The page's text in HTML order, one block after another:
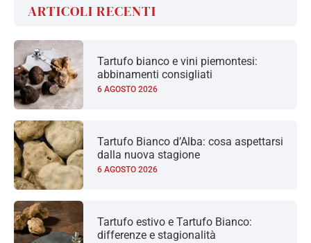
ARTICOLI RECENTI
Tartufo bianco e vini piemontesi:
abbinamenti consigliati
6 AGOSTO 2026
Tartufo Bianco d’Alba: cosa aspettarsi
dalla nuova stagione
6 AGOSTO 2026
Tartufo estivo e Tartufo Bianco:
differenze e stagionalità